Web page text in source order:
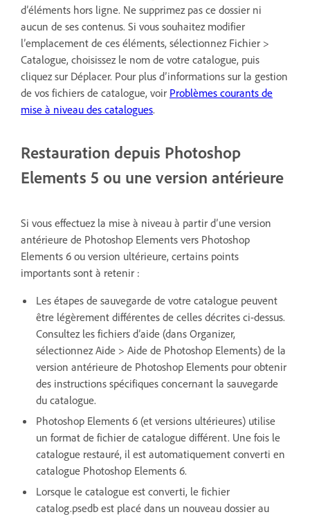
d’éléments hors ligne. Ne supprimez pas ce dossier ni
aucun de ses contenus. Si vous souhaitez modifier
l’emplacement de ces éléments, sélectionnez Fichier >
Catalogue, choisissez le nom de votre catalogue, puis
cliquez sur Déplacer. Pour plus d’informations sur la gestion
de vos fichiers de catalogue, voir Problèmes courants de
mise à niveau des catalogues.
Restauration depuis Photoshop
Elements 5 ou une version antérieure
Si vous effectuez la mise à niveau à partir d’une version
antérieure de Photoshop Elements vers Photoshop
Elements 6 ou version ultérieure, certains points
importants sont à retenir :
Les étapes de sauvegarde de votre catalogue peuvent
être légèrement différentes de celles décrites ci-dessus.
Consultez les fichiers d’aide (dans Organizer,
sélectionnez Aide > Aide de Photoshop Elements) de la
version antérieure de Photoshop Elements pour obtenir
des instructions spécifiques concernant la sauvegarde
du catalogue.
Photoshop Elements 6 (et versions ultérieures) utilise
un format de fichier de catalogue différent. Une fois le
catalogue restauré, il est automatiquement converti en
catalogue Photoshop Elements 6.
Lorsque le catalogue est converti, le fichier
catalog.psedb est placé dans un nouveau dossier au